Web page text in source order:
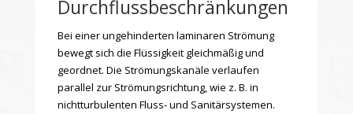
Durchflussbeschränkungen
Bei einer ungehinderten laminaren Strömung
bewegt sich die Flüssigkeit gleichmäßig und
geordnet. Die Strömungskanäle verlaufen
parallel zur Strömungsrichtung, wie z. B. in
nichtturbulenten Fluss- und Sanitärsystemen.